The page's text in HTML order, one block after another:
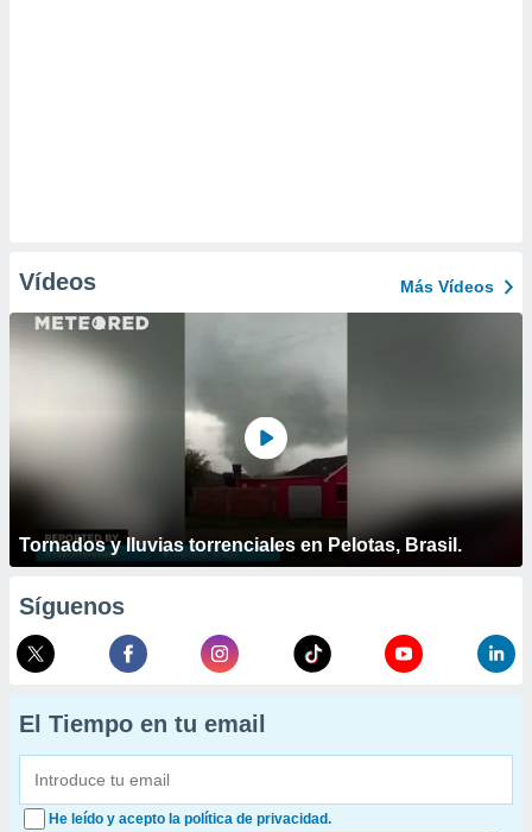
Vídeos Más Vídeos
Tornados y lluvias torrenciales en Pelotas, Brasil.
Síguenos
El Tiempo en tu email
He leído y acepto la política de privacidad.